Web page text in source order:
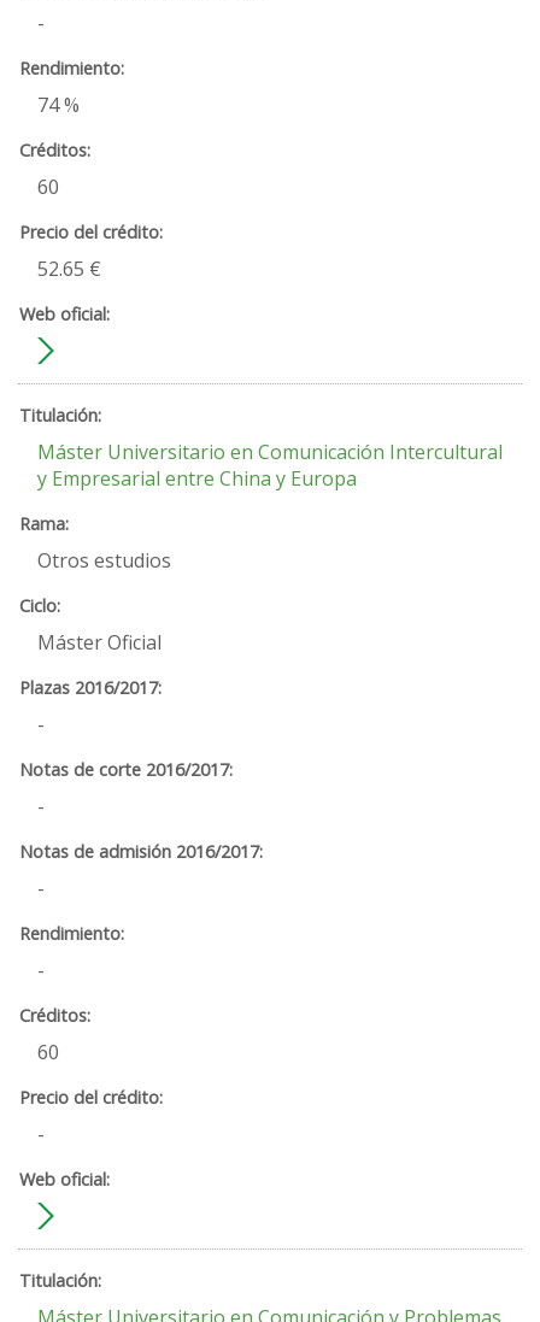
-
74 %
60
52.65 €
Máster Universitario en Comunicación Intercultural
y Empresarial entre China y Europa
Otros estudios
Máster Oficial
-
-
-
-
60
-